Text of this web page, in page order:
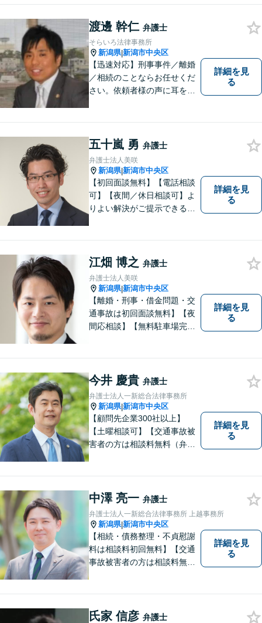
災・不貞慰謝料は相談料初回
無料】【顧問先企業300社以
上】
渡邊 幹仁 弁護士
そらいろ法律事務所
新潟県|新潟市中央区
【迅速対応】刑事事件／離婚
／相続のことならお任せくだ
さい。依頼者様の声に耳を傾
とはすぐにご相談ください。
詳細を見
る
五十嵐 勇 弁護士
弁護士法人美咲
新潟県|新潟市中央区
【初回面談無料】【電話相談
可】【夜間／休日相談可】よ
りよい解決がご提示できるよ
詳細を見
る
江畑 博之 弁護士
弁護士法人美咲
新潟県|新潟市中央区
【離婚・刑事・借金問題・交
通事故は初回面談無料】【夜
間応相談】【無料駐車場完
個人の方も法人の方も、お気
軽にご相談ください。
詳細を見
る
今井 慶貴 弁護士
弁護士法人一新総合法律事務所
新潟県|新潟市中央区
【顧問先企業300社以上】
【土曜相談可】【交通事故被
害者の方は相談料無料（弁護
無料】
詳細を見
る
中澤 亮一 弁護士
弁護士法人一新総合法律事務所 上越事務所
新潟県|新潟市中央区
【相続・債務整理・不貞慰謝
料は相談料初回無料】【交通
事故被害者の方は相談料無料
思っています。
詳細を見
る
氏家 信彦 弁護士